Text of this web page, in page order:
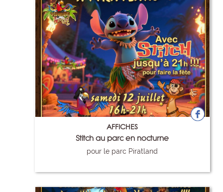
AFFICHES
Stitch au parc en nocturne
pour le parc Piratland